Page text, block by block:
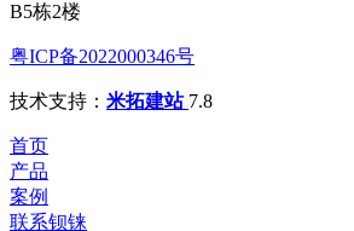
B5栋2楼
粤ICP备2022000346号
技术支持： 米拓建站 7.8
首页
产品
案例
联系钡铼